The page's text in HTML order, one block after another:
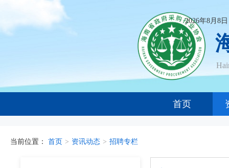
2026年8月8
首页
当前位置： 首页 > 资讯动态 > 招聘专栏